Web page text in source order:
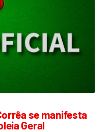
se manifesta
Geral